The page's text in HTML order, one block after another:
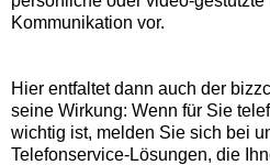
Kommunikation vor.
Hier entfaltet dann auch der
seine Wirkung: Wenn für Sie
wichtig ist, melden Sie sich bei
Telefonservice-Lösungen, die